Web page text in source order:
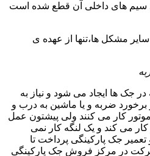
سیم های داخلی آن قطع شده است
مشکل ها،تنها از عهده ی
در جک ها ایجاد می شود و نیاز به
ضربه و یا ماشین به درب و
کار می کنند ولی پیشتون عمل
می کند و یک لنگه کار نمی
جک پارکینگی پرداخت تا
در مرکز فروش جک پارکینگی